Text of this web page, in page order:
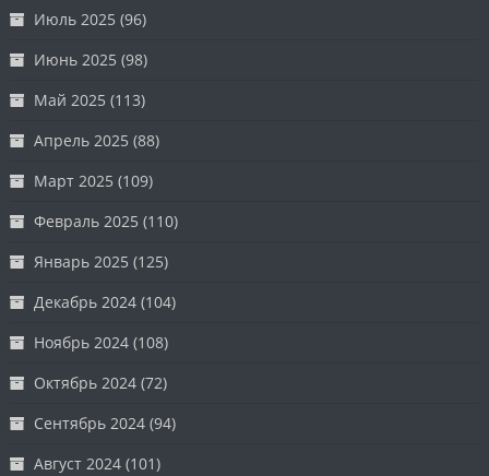
Июль 2025 (96)
Июнь 2025 (98)
Май 2025 (113)
Апрель 2025 (88)
Март 2025 (109)
Февраль 2025 (110)
Январь 2025 (125)
Декабрь 2024 (104)
Ноябрь 2024 (108)
Октябрь 2024 (72)
Сентябрь 2024 (94)
Август 2024 (101)